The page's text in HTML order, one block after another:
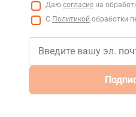
Даю согласие на
С Политикой обработки